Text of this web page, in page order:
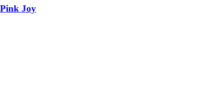
Pink Joy